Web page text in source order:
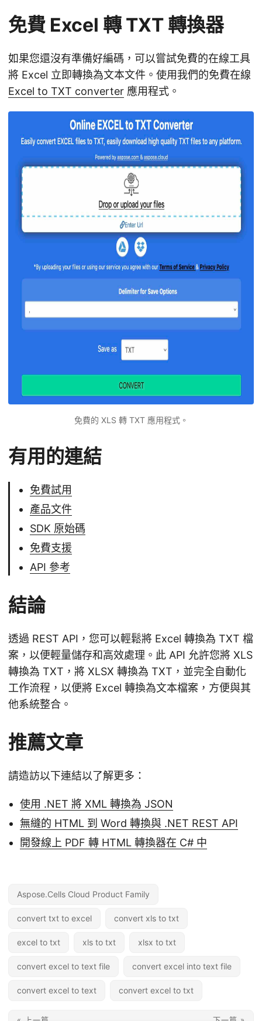
免費 Excel 轉 TXT 轉換器
如果您還沒有準備好編碼，可以嘗試免費的在線工具
將 Excel 立即轉換為文本文件。使用我們的免費在線
Excel to TXT converter 應用程式。
免費的 XLS 轉 TXT 應用程式。
有用的連結
免費試用
產品文件
SDK 原始碼
免費支援
API 參考
結論
透過 REST API，您可以輕鬆將 Excel 轉換為 TXT 檔
案，以便輕量儲存和高效處理。此 API 允許您將 XLS
轉換為 TXT，將 XLSX 轉換為 TXT，並完全自動化
工作流程，以便將 Excel 轉換為文本檔案，方便與其
他系統整合。
推薦文章
請造訪以下連結以了解更多：
使用 .NET 將 XML 轉換為 JSON
無縫的 HTML 到 Word 轉換與 .NET REST API
開發線上 PDF 轉 HTML 轉換器在 C# 中
Aspose.Cells Cloud Product Family
convert txt to excel convert xls to txt
excel to txt xls to txt xlsx to txt
convert excel to text file convert excel into text file
convert excel to text convert excel to txt